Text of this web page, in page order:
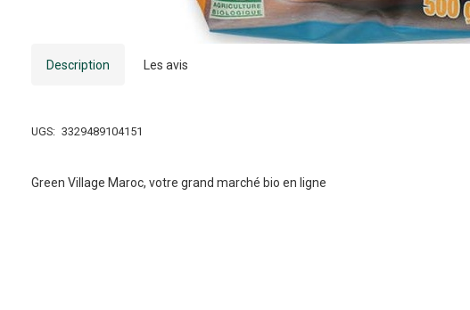
Description Les avis
UGS: 3329489104151
Green Village Maroc, votre grand marché bio en ligne